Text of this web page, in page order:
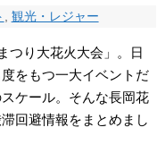
観光・レジャー
つり大花火大会」。日
をもつ一大イベントだ
ケール。そんな長岡花
回避情報をまとめまし